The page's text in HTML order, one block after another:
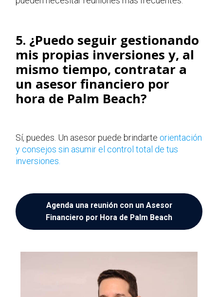
5. ¿Puedo seguir gestionando
mis propias inversiones y, al
mismo tiempo, contratar a
un asesor financiero por
hora de Palm Beach?
Sí, puedes. Un asesor puede brindarte orientación
y consejos sin asumir el control total de tus
inversiones.
Agenda una reunión con un Asesor
Financiero por Hora de Palm Beach